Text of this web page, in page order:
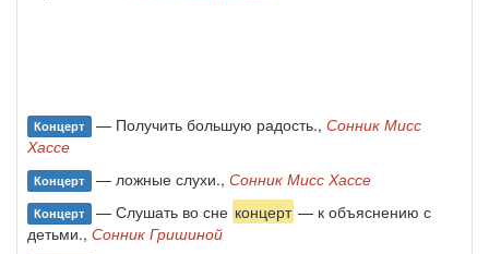
Концерт — Получить большую радость., Сонник Мисс
Хассе
Концерт — ложные слухи., Сонник Мисс Хассе
Концерт — Слушать во сне концерт — к объяснению с
детьми., Сонник Гришиной